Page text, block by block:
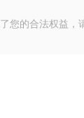
您的合法权益，